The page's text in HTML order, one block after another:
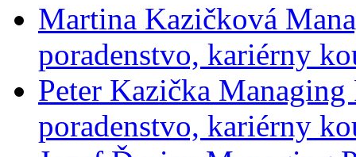
Martina Kazičková
poradenstvo, kariérny
Peter Kazička
poradenstvo, kariérny